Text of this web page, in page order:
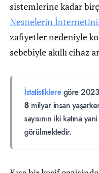
sistemlerine kadar
Nesnelerin
zafiyetler nedeniyle
sebebiyle akıllı cihaz
İstatistiklere göre 2023
8milyar insan
sayısının iki katına yani
görülmektedir.